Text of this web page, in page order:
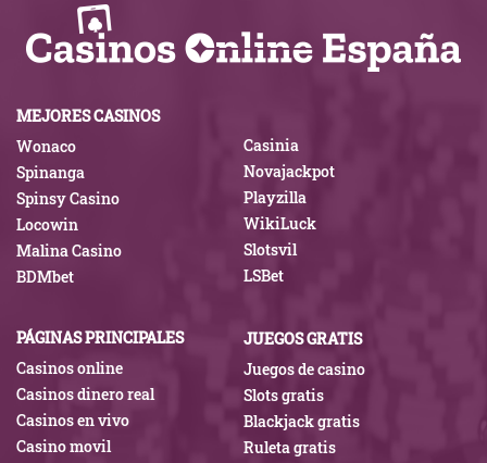
PÁGINAS PRINCIPALES
Casinos online
Casinos dinero real
Casinos en vivo
Casino movil
JUEGOS GRATIS
Juegos de casino
Slots gratis
Blackjack gratis
Ruleta gratis
MEJORES CASINOS
Wonaco
Spinanga
Spinsy Casino
Locowin
Malina Casino
BDMbet
Casinia
Novajackpot
Playzilla
WikiLuck
Slotsvil
LSBet